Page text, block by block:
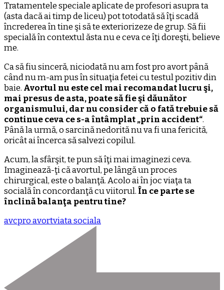
Tratamentele speciale aplicate de profesori asupra ta
(asta dacă ai timp de liceu) pot totodată să îţi scadă
încrederea în tine şi să te exteriorizeze de grup. Să fii
specială în contextul ăsta nu e ceva ce îţi doreşti, believe
me.
Ca să fiu sinceră, niciodată nu am fost pro avort până
când nu m-am pus în situaţia fetei cu testul pozitiv din
baie. Avortul nu este cel mai recomandat lucru şi,
mai presus de asta, poate să fie şi dăunător
organismului, dar nu consider că o fată trebuie să
continue ceva ce s-a întâmplat „prin accident“.
Până la urmă, o sarcină nedorită nu va fi una fericită,
oricât ai încerca să salvezi copilul.
Acum, la sfârşit, te pun să îţi mai imaginezi ceva.
Imaginează-ţi că avortul, pe lângă un proces
chirurgical, este o balanţă. Acolo ai în joc viaţa ta
socială în concordanţă cu viitorul. În ce parte se
înclină balanţa pentru tine?
avcpro avortviata sociala